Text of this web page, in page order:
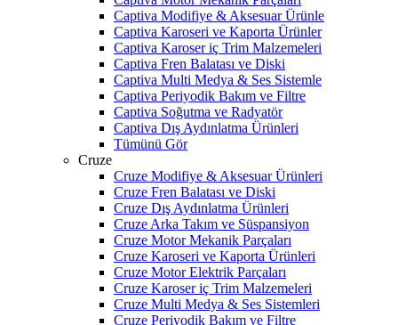
Captiva Modifiye & Aksesuar Ürünle
Captiva Karoseri ve Kaporta Ürünler
Captiva Karoser iç Trim Malzemeleri
Captiva Fren Balatası ve Diski
Captiva Multi Medya & Ses Sistemle
Captiva Periyodik Bakım ve Filtre
Captiva Soğutma ve Radyatör
Captiva Dış Aydınlatma Ürünleri
Tümünü Gör
Cruze
Cruze Modifiye & Aksesuar Ürünleri
Cruze Fren Balatası ve Diski
Cruze Dış Aydınlatma Ürünleri
Cruze Arka Takım ve Süspansiyon
Cruze Motor Mekanik Parçaları
Cruze Karoseri ve Kaporta Ürünleri
Cruze Motor Elektrik Parçaları
Cruze Karoser iç Trim Malzemeleri
Cruze Multi Medya & Ses Sistemleri
Cruze Periyodik Bakım ve Filtre